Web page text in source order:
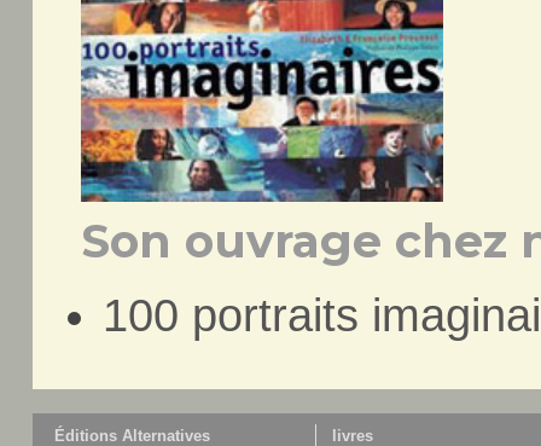
Son ouvrage chez
100 portraits
Éditions Alternatives livres